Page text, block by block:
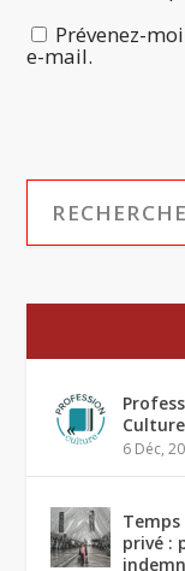
Prévenez-
e-mail.
Culture
6 Déc,
privé :